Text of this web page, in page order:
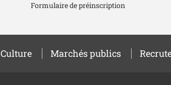
Formulaire de préinscription
Culture Marchés publics